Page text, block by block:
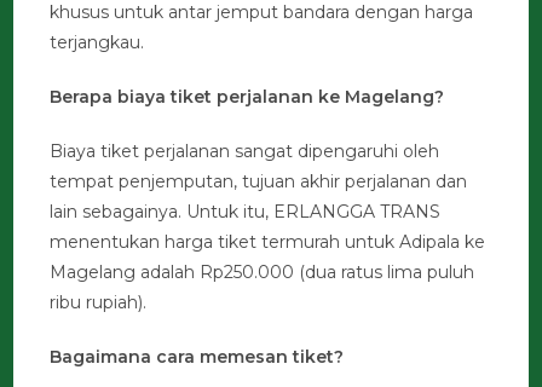
khusus untuk antar jemput bandara dengan harga
terjangkau.
Berapa biaya tiket perjalanan ke Magelang?
Biaya tiket perjalanan sangat dipengaruhi oleh
tempat penjemputan, tujuan akhir perjalanan dan
lain sebagainya. Untuk itu, ERLANGGA TRANS
menentukan harga tiket termurah untuk Adipala ke
Magelang adalah Rp250.000 (dua ratus lima puluh
ribu rupiah).
Bagaimana cara memesan tiket?